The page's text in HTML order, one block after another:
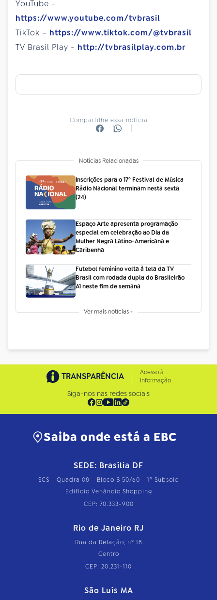
YouTube –
https://www.youtube.com/tvbrasil
TikTok – https://www.tiktok.com/@tvbrasil
TV Brasil Play - http://tvbrasilplay.com.br
Compartilhe essa notícia
Notícias Relacionadas
Inscrições para o 17º Festival de Música
Rádio Nacional terminam nesta sexta
(24)
Espaço Arte apresenta programação
especial em celebração ao Dia da
Mulher Negra Latino-Americana e
Caribenha
Futebol feminino volta à tela da TV
Brasil com rodada dupla do Brasileirão
A1 neste fim de semana
Ver mais notícias +
TRANSPARÊNCIA
Acesso à
Informação
Siga-nos nas redes sociais
Saiba onde está a EBC
SEDE: Brasília DF
SCS - Quadra 08 - Bloco B 50/60 - 1º Subsolo
Edifício Venâncio Shopping
CEP: 70.333-900
Rio de Janeiro RJ
Rua da Relação, nº 18
Centro
CEP: 20.231-110
São Luís MA